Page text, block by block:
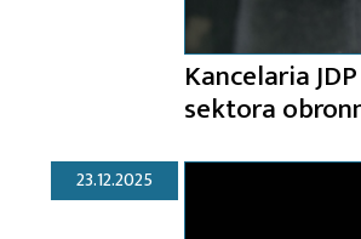
Kancelaria
sektora
23.12.2025